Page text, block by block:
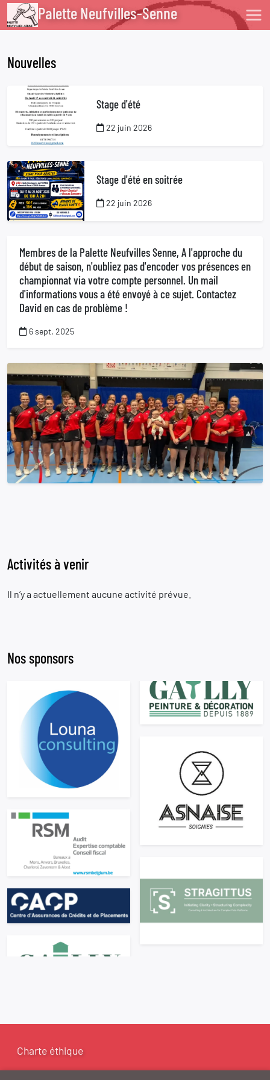
Palette Neufvilles-Senne
Nouvelles
Stage d'été
22 juin 2026
Stage d'été en soitrée
22 juin 2026
Membres de la Palette Neufvilles Senne, A l'approche du
début de saison, n'oubliez pas d'encoder vos présences en
championnat via votre compte personnel. Un mail
d'informations vous a été envoyé à ce sujet. Contactez
David en cas de problème !
6 sept. 2025
Activités à venir
Il n’y a actuellement aucune activité prévue.
Nos sponsors
Charte éthique